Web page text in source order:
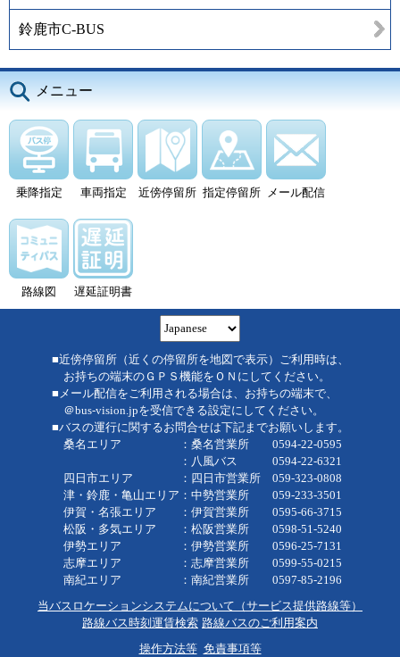
鈴鹿市C-BUS
メニュー
乗降指定 車両指定 近傍停留所 指定停留所 メール配信
路線図 遅延証明書
■近傍停留所（近くの停留所を地図で表示）ご利用時は、
お持ちの端末のＧＰＳ機能をＯＮにしてください。
■メール配信をご利用される場合は、お持ちの端末で、
＠bus-vision.jpを受信できる設定にしてください。
■バスの運行に関するお問合せは下記までお願いします。
桑名エリア ：桑名営業所 0594-22-0595
：八風バス 0594-22-6321
四日市エリア ：四日市営業所 059-323-0808
津・鈴鹿・亀山エリア：中勢営業所 059-233-3501
伊賀・名張エリア ：伊賀営業所 0595-66-3715
松阪・多気エリア ：松阪営業所 0598-51-5240
伊勢エリア ：伊勢営業所 0596-25-7131
志摩エリア ：志摩営業所 0599-55-0215
南紀エリア ：南紀営業所 0597-85-2196
当バスロケーションシステムについて（サービス提供路線等）
路線バス時刻運賃検索 路線バスのご利用案内
操作方法等 免責事項等